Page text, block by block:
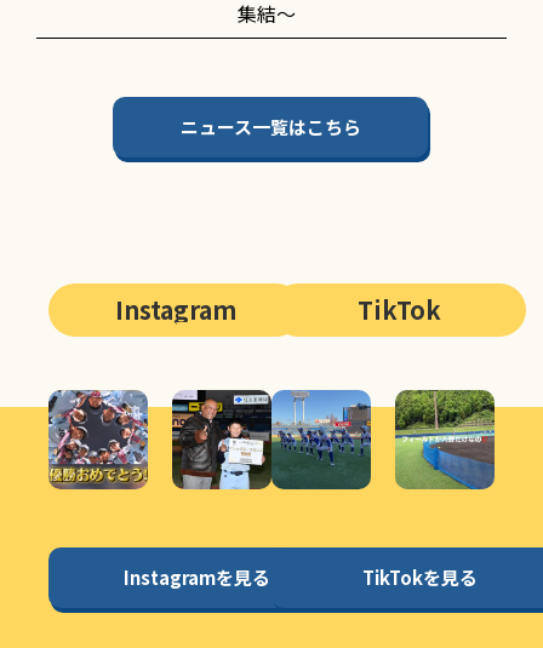
集結〜
ニュース一覧はこちら
Instagram
Instagramを見る
TikTok
TikTokを見る